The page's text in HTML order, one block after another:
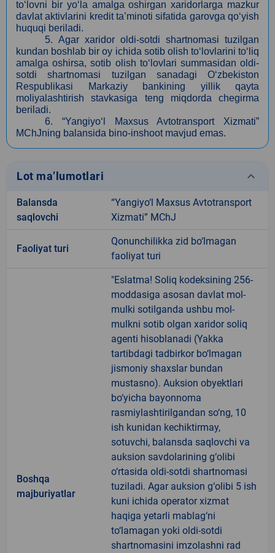
to‘lovni bir yo‘la amalga oshirgan xaridorlarga mazkur
davlat aktivlarini kredit ta’minoti sifatida garovga qo‘yish
huquqi beriladi.
5. Agar xaridor oldi-sotdi shartnomasi tuzilgan
kundan boshlab bir oy ichida sotib olish to‘lovlarini to‘liq
amalga oshirsa, sotib olish to‘lovlari summasidan oldi-
sotdi shartnomasi tuzilgan sanadagi O‘zbekiston
Respublikasi Markaziy bankining yillik qayta
moliyalashtirish stavkasiga teng miqdorda chegirma
beriladi.
6. “Yangiyo‘l Maxsus Avtotransport Xizmati”
MChJning balansida bino-inshoot mavjud emas.
Lot ma’lumotlari keyboard_arrow_down
Balansda
saqlovchi
“Yangiyo‘l Maxsus Avtotransport
Xizmati” MChJ
Faoliyat turi
Qonunchilikka zid bo‘lmagan
faoliyat turi
Boshqa
majburiyatlar
"Eslatma! Soliq kodeksining 256-
moddasiga asosan davlat mol-
mulki sotilganda ushbu mol-
mulkni sotib olgan xaridor soliq
agenti hisoblanadi (Yakka
tartibdagi tadbirkor bo‘lmagan
jismoniy shaxslar bundan
mustasno). Auksion obyektlari
bo‘yicha bayonnoma
rasmiylashtirilgandan so‘ng, 10
ish kunidan kechiktirmay,
sotuvchi, balansda saqlovchi va
auksion savdolarining g‘olibi
o‘rtasida oldi-sotdi shartnomasi
tuziladi. Agar auksion g‘olibi 5 ish
kuni ichida operator xizmat
haqiga yetarli mablag‘ni
to‘lamagan yoki oldi-sotdi
shartnomasini imzolashni rad